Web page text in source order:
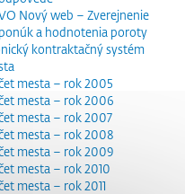
Nový web – Zverejnenie
ponúk a hodnotenia poroty
kontraktačný systém
mesta – rok 2005
mesta – rok 2006
mesta – rok 2007
mesta – rok 2008
mesta – rok 2009
mesta – rok 2010
mesta – rok 2011